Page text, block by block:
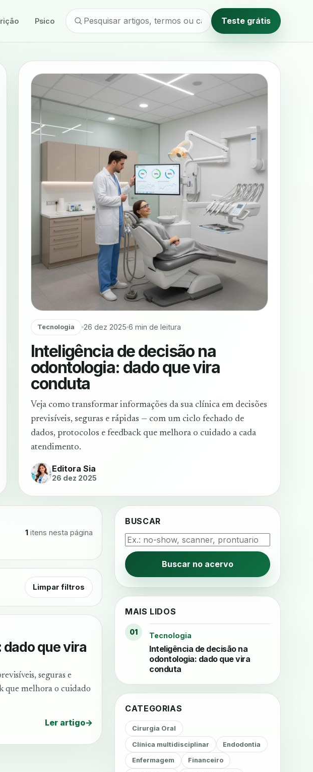
Psicologia Método editorial Teste grátis
Tecnologia 26 dez 2025 6 min de leitura
Inteligência de decisão na
odontologia: dado que vira
conduta
Veja como transformar informações da sua clínica em decisões
previsíveis, seguras e rápidas — com um ciclo fechado de
dados, protocolos e feedback que melhora o cuidado a cada
atendimento.
Editora Sia
26 dez 2025
1 itens nesta página
Limpar filtros
que vira
seguras e
que melhora o cuidado
Ler artigo→
BUSCAR
Buscar no acervo
MAIS LIDOS
01 Tecnologia
Inteligência de decisão na
odontologia: dado que vira
conduta
CATEGORIAS
Cirurgia Oral
Clínica multidisciplinar Endodontia
Enfermagem Financeiro